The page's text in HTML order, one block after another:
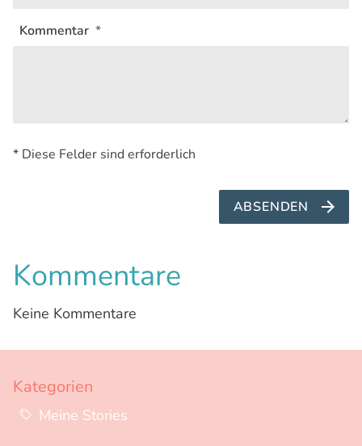
Kommentar
* Diese Felder sind erforderlich
ABSENDEN
Kommentare
Keine Kommentare
Kategorien
Meine Stories